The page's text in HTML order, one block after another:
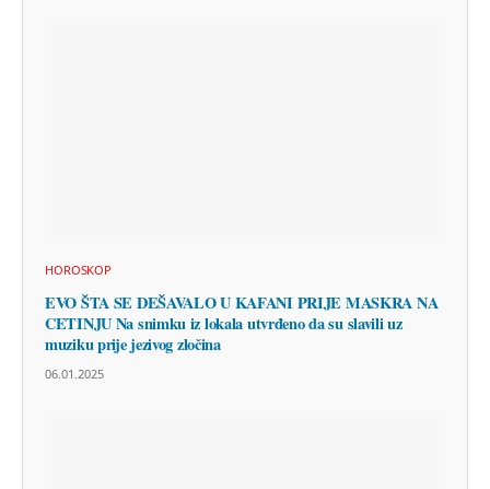
HOROSKOP
EVO ŠTA SE DEŠAVALO U KAFANI PRIJE MASKRA NA
CETINJU Na snimku iz lokala utvrđeno da su slavili uz
muziku prije jezivog zločina
06.01.2025